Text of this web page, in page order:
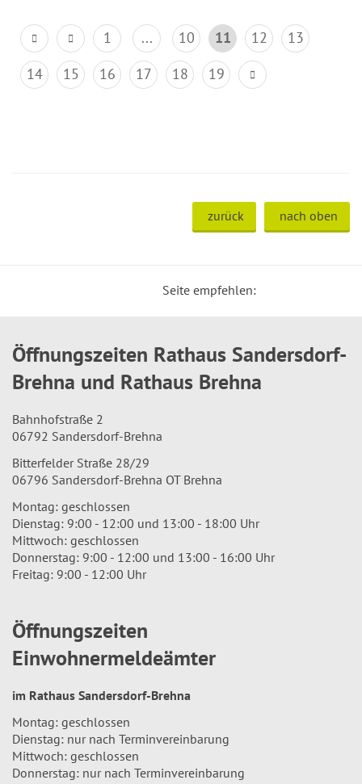
1 ... 10 11 12
13
14
15 16 17 18 19
zurück nach oben
Seite empfehlen:
Öffnungszeiten Rathaus Sandersdorf-
Brehna und Rathaus Brehna
Bahnhofstraße 2
06792 Sandersdorf-Brehna
Bitterfelder Straße 28/29
06796 Sandersdorf-Brehna OT Brehna
Montag: geschlossen
Dienstag: 9:00 - 12:00 und 13:00 - 18:00 Uhr
Mittwoch: geschlossen
Donnerstag: 9:00 - 12:00 und 13:00 - 16:00 Uhr
Freitag: 9:00 - 12:00 Uhr
Öffnungszeiten
Einwohnermeldeämter
im Rathaus Sandersdorf-Brehna
Montag: geschlossen
Dienstag: nur nach Terminvereinbarung
Mittwoch: geschlossen
Donnerstag: nur nach Terminvereinbarung